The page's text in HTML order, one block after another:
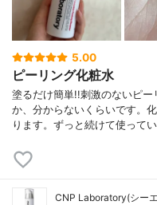
5.00
ピーリング化粧水
塗るだけ簡単!!刺激のないピ
か、分からないくらいです。
ります。ずっと続けて使って
CNP Laboratory(シー